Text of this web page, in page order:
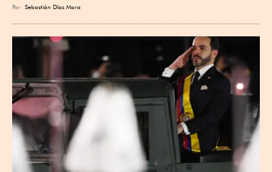
Por Sebastián Díaz Mora